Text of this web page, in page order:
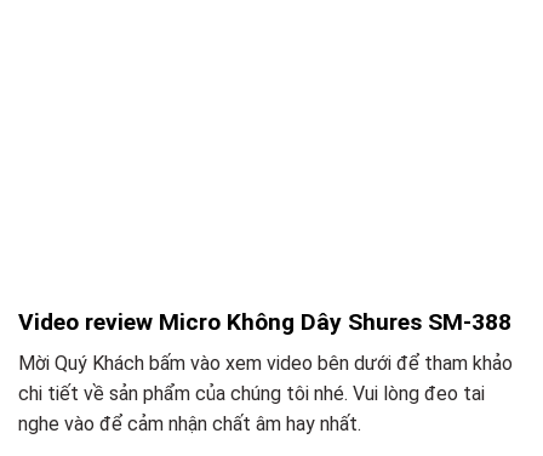
Video review Micro Không Dây Shures SM-388
Mời Quý Khách bấm vào xem video bên dưới để tham khảo
chi tiết về sản phẩm của chúng tôi nhé. Vui lòng đeo tai
nghe vào để cảm nhận chất âm hay nhất.